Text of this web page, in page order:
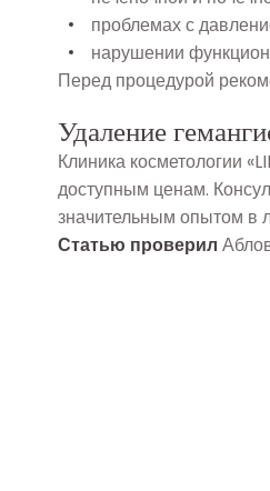
проблемах с
нарушении
Перед процедурой
Удаление
Клиника косметологии
доступным ценам.
значительным опытом в
Статью проверил